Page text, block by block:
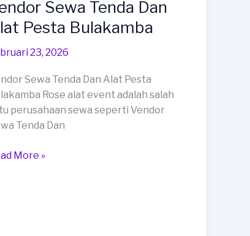
Sewa Tenda Dan
Pesta Bulakamba
23, 2026
Sewa Tenda Dan Alat Pesta
Rose alat event adalah salah
perusahaan sewa seperti Vendor
Tenda Dan
More »